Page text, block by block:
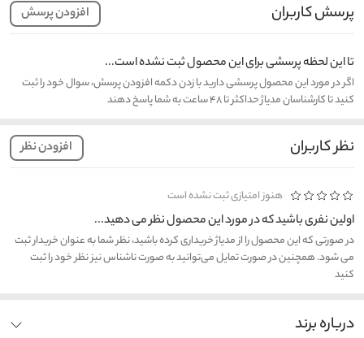
پرسش کاربران افزودن پرسش
تا این لحظه پرسشی برای این محصول ثبت نشده است...
اگر در مورد این محصول پرسشی دارید با زدن دکمه افزودن پرسش، سوال خود را ثبت
کنید تا کارشناسان مدیاژ حداکثر تا ۴۸ ساعت به شما پاسخ دهند
نظر کاربران افزودن نظر
هنوز امتیازی ثبت نشده است
اولین نفری باشید که در مورد این محصول نظر می دهید...
در صورتی که این محصول را از مدیاژ خریداری کرده باشید، نظر شما به عنوان خریدار ثبت
می شود. همچنین در صورت تمایل می‌توانید به صورت ناشناس نیز نظر خود را ثبت
کنید
درباره برند